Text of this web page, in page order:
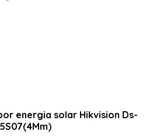
| Leitor De Proximidade
energia solar Hikvision Ds-